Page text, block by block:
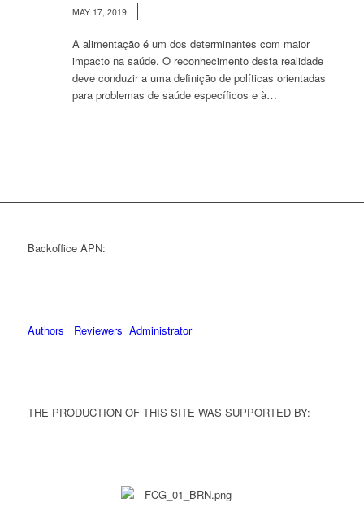
MAY 17, 2019
A alimentação é um dos determinantes com maior
impacto na saúde. O reconhecimento desta realidade
deve conduzir a uma definição de políticas orientadas
para problemas de saúde específicos e à…
Backoffice APN:
Authors Reviewers Administrator
THE PRODUCTION OF THIS SITE WAS SUPPORTED BY: